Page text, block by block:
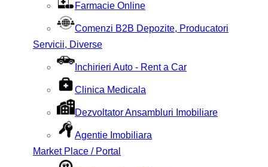
Farmacie Online
Comenzi B2B Depozite, Producatori
Servicii, Diverse
Inchirieri Auto - Rent a Car
Clinica Medicala
Dezvoltator Ansambluri Imobiliare
Agentie Imobiliara
Market Place / Portal